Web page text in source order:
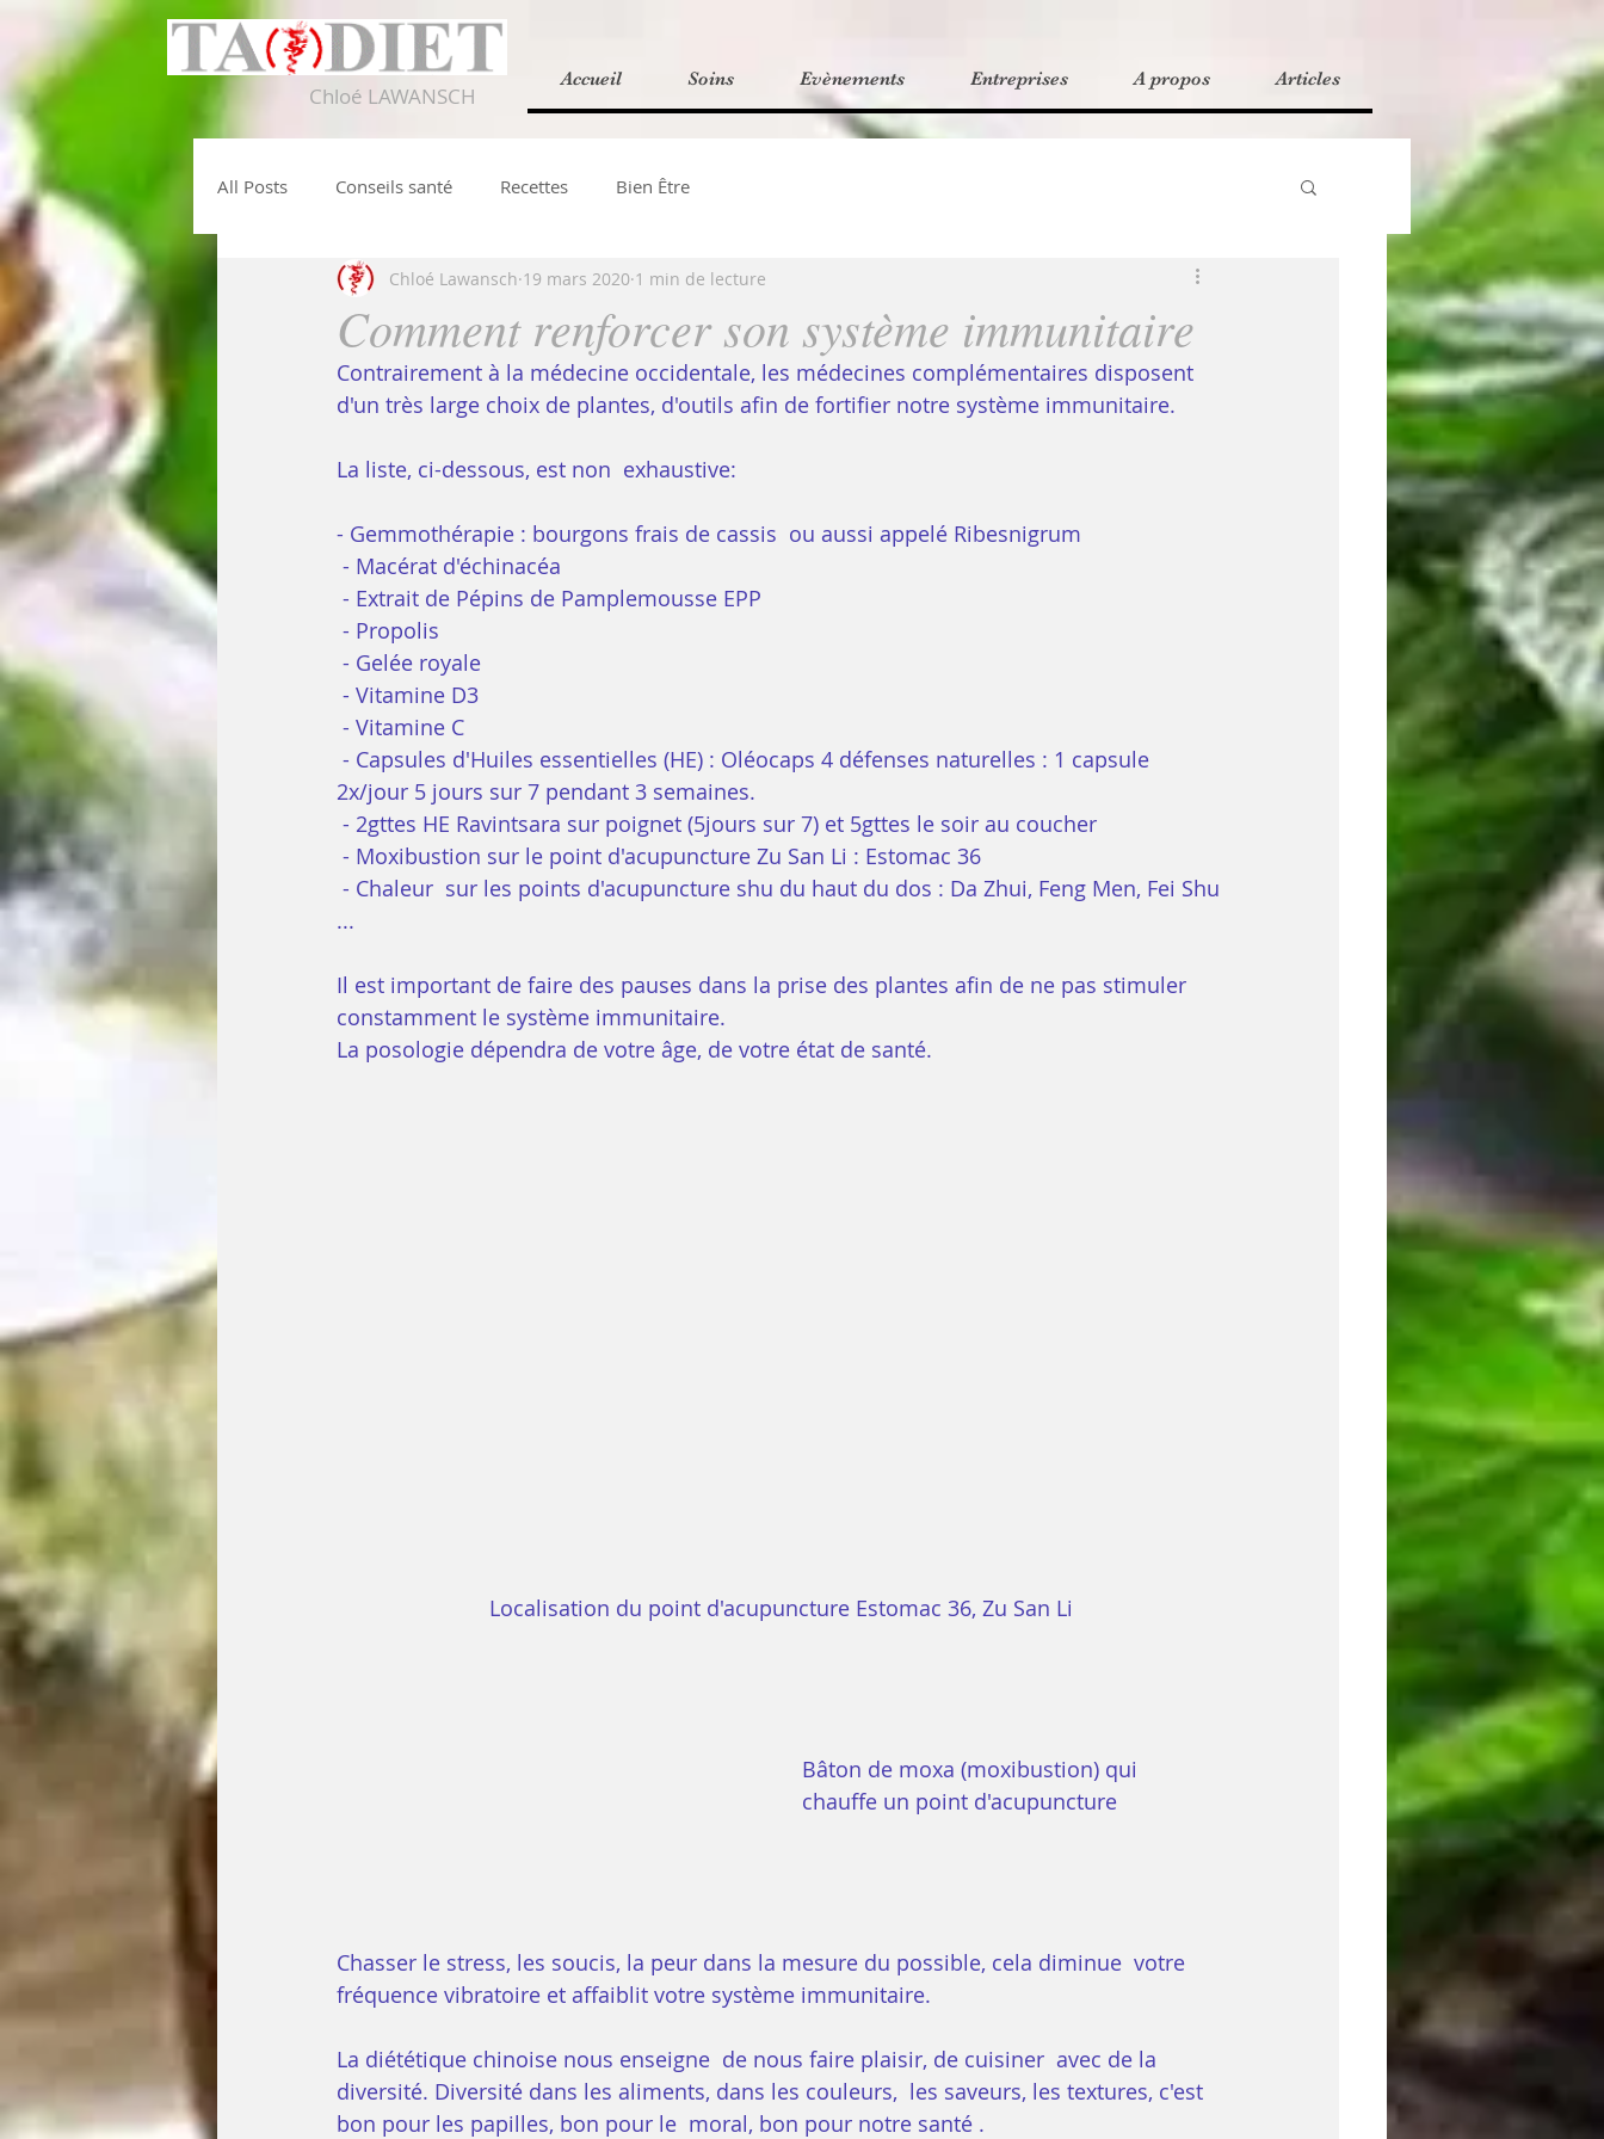
Chloé LAWANSCH
Accueil Soins Evènements Entreprises A propos Articles
All Posts Conseils santé Recettes Bien Être
Comment renforcer son système immunitaire
Chloé Lawansch 19 mars 2020 1 min de lecture
Contrairement à la médecine occidentale, les médecines complémentaires disposent
d'un très large choix de plantes, d'outils afin de fortifier notre système immunitaire.
La liste, ci-dessous, est non  exhaustive:
- Gemmothérapie : bourgons frais de cassis  ou aussi appelé Ribesnigrum
- Macérat d'échinacéa
- Extrait de Pépins de Pamplemousse EPP
- Propolis
- Gelée royale
- Vitamine D3
- Vitamine C
2x/jour 5 jours sur 7 pendant 3 semaines.
- 2gttes HE Ravintsara sur poignet (5jours sur 7) et 5gttes le soir au coucher
- Moxibustion sur le point d'acupuncture Zu San Li : Estomac 36
- Chaleur  sur les points d'acupuncture shu du haut du dos : Da Zhui, Feng Men, Fei Shu
...
Il est important de faire des pauses dans la prise des plantes afin de ne pas stimuler
constamment le système immunitaire.
La posologie dépendra de votre âge, de votre état de santé.
Localisation du point d'acupuncture Estomac 36, Zu San Li
Bâton de moxa (moxibustion) qui
chauffe un point d'acupuncture
Chasser le stress, les soucis, la peur dans la mesure du possible, cela diminue  votre
fréquence vibratoire et affaiblit votre système immunitaire.
La diététique chinoise nous enseigne  de nous faire plaisir, de cuisiner  avec de la
diversité. Diversité dans les aliments, dans les couleurs,  les saveurs, les textures, c'est
bon pour les papilles, bon pour le  moral, bon pour notre santé .